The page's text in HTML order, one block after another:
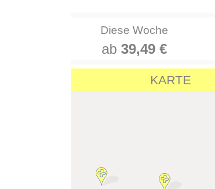
Diese Woche
ab 39,49 €
KARTE